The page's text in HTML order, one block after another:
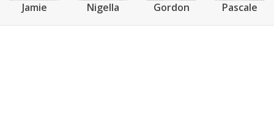
Jamie Nigella Gordon Pascale